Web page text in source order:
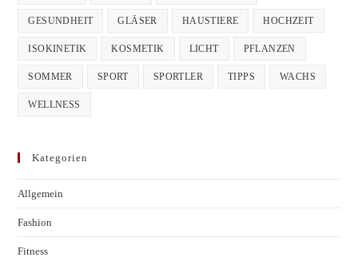
GESUNDHEIT GLÄSER HAUSTIERE HOCHZEIT
ISOKINETIK KOSMETIK LICHT PFLANZEN
SOMMER SPORT SPORTLER TIPPS WACHS
WELLNESS
Kategorien
Allgemein
Fashion
Fitness